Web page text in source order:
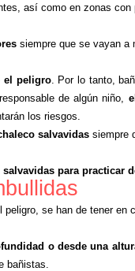
así como en zonas
siempre que se vayan
el peligro. Por lo tanto,
de algún niño,
los riesgos.
salvavidas siempre
salvavidas para practicar
se han de tener en
o desde una
bañistas.